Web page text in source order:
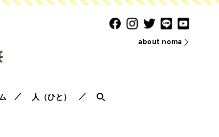
about noma
人（ひと）